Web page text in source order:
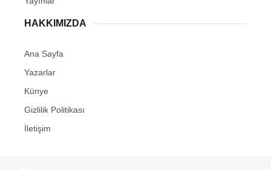
HAKKIMIZDA
Ana Sayfa
Yazarlar
Künye
Gizlilik Politikası
İletişim